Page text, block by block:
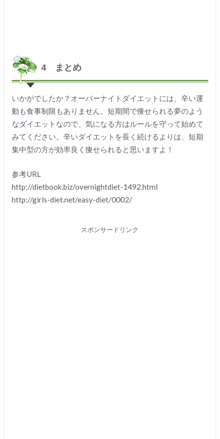
4 まとめ
いかがでしたか？オーバーナイトダイエットには、辛い運
動も食事制限もありません。短期間で痩せられる夢のよう
なダイエットなので、気になる方はルールを守って始めて
みてください。辛いダイエットを長く続けるよりは、短期
集中型の方が効率良く痩せられると思いますよ！
参考URL
http://dietbook.biz/overnightdiet-1492.html
http://girls-diet.net/easy-diet/0002/
スポンサードリンク